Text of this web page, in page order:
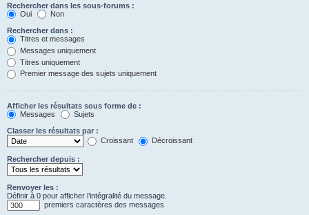
Rechercher dans les sous-forums :
Oui
Non
Rechercher dans :
Titres et messages
Messages uniquement
Titres uniquement
Premier message des sujets uniquement
Afficher les résultats sous forme de :
Messages
Sujets
Classer les résultats par :
Croissant
Décroissant
Rechercher depuis :
Renvoyer les :
Définir à 0 pour afficher l’intégralité du message.
premiers caractères des messages